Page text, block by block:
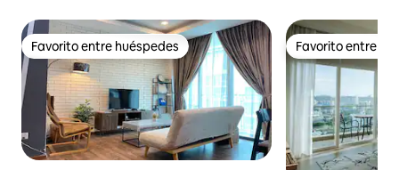
Favorito entre huéspedes
Favorito entre huéspedes Favorito entre
Favorito entre